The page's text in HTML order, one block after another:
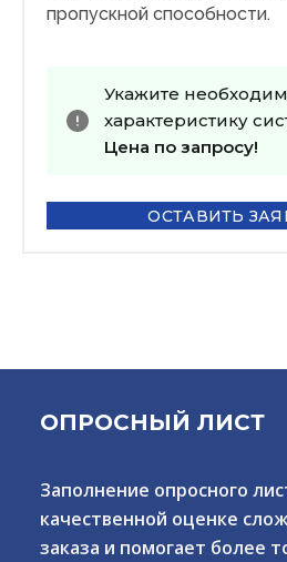
пропускной способности.
Укажите
характеристику
Цена по запросу!
ОСТАВИТЬ
ОПРОСНЫЙ ЛИСТ
Заполнение опросного
качественной оценке
заказа и помогает более